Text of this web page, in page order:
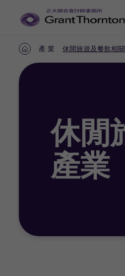
首
頁
產 業 休閒旅遊及餐飲相
休閒
產業